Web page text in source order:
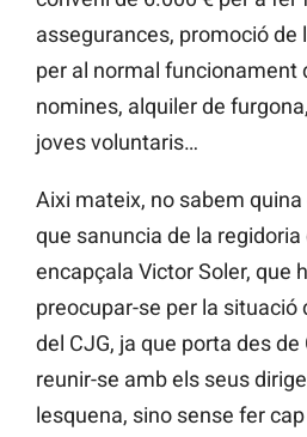
assegurances, promoció
per al normal funcionament
nomines, alquiler de
joves voluntaris…
Aixi mateix, no sabem quina
que sanuncia de la
encapçala Victor Soler, que
preocupar-se per la
del CJG, ja que porta des
reunir-se amb els seus
lesquena, sino sense fer